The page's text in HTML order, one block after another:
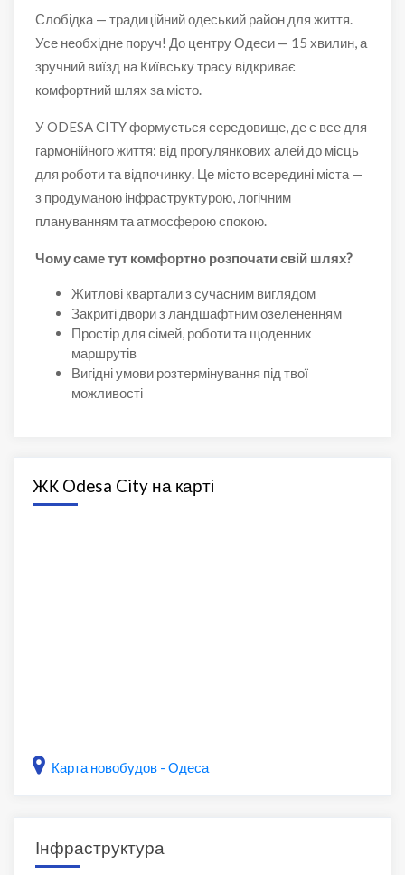
Слобідка — традиційний одеський район для життя.
Усе необхідне поруч! До центру Одеси — 15 хвилин, а
зручний виїзд на Київську трасу відкриває
комфортний шлях за місто.
У ODESA CITY формується середовище, де є все для
гармонійного життя: від прогулянкових алей до місць
для роботи та відпочинку. Це місто всередині міста —
з продуманою інфраструктурою, логічним
плануванням та атмосферою спокою.
Чому саме тут комфортно розпочати свій шлях?
Житлові квартали з сучасним виглядом
Закриті двори з ландшафтним озелененням
Простір для сімей, роботи та щоденних
маршрутів
Вигідні умови розтермінування під твої
можливості
ЖК Odesa City на карті
Карта новобудов - Одеса
Інфраструктура